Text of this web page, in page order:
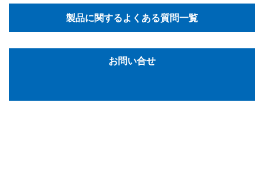
製品に関するよくある質問一覧
お問い合せ